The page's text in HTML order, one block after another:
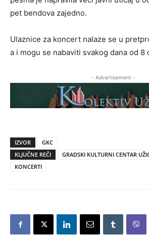
pet bendova zajedno.
Ulaznice za koncert nalaze se u
a i mogu se nabaviti svakog dana od 8
- Advertisement -
IZVOR
GKC
KLJUČNE REČI
GRADSKI KULTURNI CENTAR
KONCERTI